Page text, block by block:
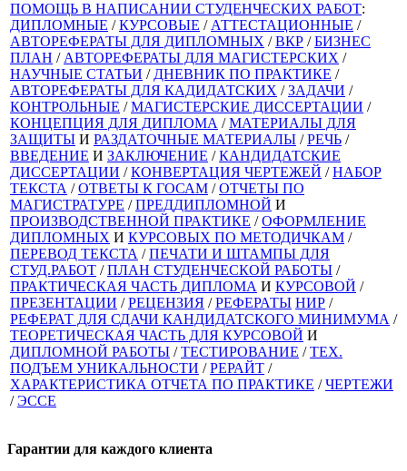
ПОМОЩЬ В НАПИСАНИИ СТУДЕНЧЕСКИХ РАБОТ:
ДИПЛОМНЫЕ /КУРСОВЫЕ / АТТЕСТАЦИОННЫЕ /
АВТОРЕФЕРАТЫ ДЛЯ ДИПЛОМНЫХ /ВКР /БИЗНЕС
ПЛАН / АВТОРЕФЕРАТЫ ДЛЯ МАГИСТЕРСКИХ /
НАУЧНЫЕ СТАТЬИ / ДНЕВНИК ПО ПРАКТИКЕ /
АВТОРЕФЕРАТЫ ДЛЯ КАДИДАТСКИХ /ЗАДАЧИ /
КОНТРОЛЬНЫЕ /МАГИСТЕРСКИЕ ДИССЕРТАЦИИ /
КОНЦЕПЦИЯ ДЛЯ ДИПЛОМА /МАТЕРИАЛЫ ДЛЯ
ЗАЩИТЫ И РАЗДАТОЧНЫЕ МАТЕРИАЛЫ /РЕЧЬ /
ВВЕДЕНИЕ И ЗАКЛЮЧЕНИЕ /КАНДИДАТСКИЕ
ДИССЕРТАЦИИ /КОНВЕРТАЦИЯ ЧЕРТЕЖЕЙ /НАБОР
ТЕКСТА /ОТВЕТЫ К ГОСАМ /ОТЧЕТЫ ПО
МАГИСТРАТУРЕ /ПРЕДДИПЛОМНОЙ И
ПРОИЗВОДСТВЕННОЙ ПРАКТИКЕ /ОФОРМЛЕНИЕ
ДИПЛОМНЫХ И КУРСОВЫХ ПО МЕТОДИЧКАМ /
ПЕРЕВОД ТЕКСТА /ПЕЧАТИ И ШТАМПЫ ДЛЯ
СТУД.РАБОТ /ПЛАН СТУДЕНЧЕСКОЙ РАБОТЫ /
ПРАКТИЧЕСКАЯ ЧАСТЬ ДИПЛОМА И КУРСОВОЙ /
ПРЕЗЕНТАЦИИ /РЕЦЕНЗИЯ /РЕФЕРАТЫ НИР /
РЕФЕРАТ ДЛЯ СДАЧИ КАНДИДАТСКОГО МИНИМУМА /
ТЕОРЕТИЧЕСКАЯ ЧАСТЬ ДЛЯ КУРСОВОЙ И
ДИПЛОМНОЙ РАБОТЫ /ТЕСТИРОВАНИЕ /ТЕХ.
ПОДЪЕМ УНИКАЛЬНОСТИ /РЕРАЙТ /
ХАРАКТЕРИСТИКА ОТЧЕТА ПО ПРАКТИКЕ /ЧЕРТЕЖИ
/ЭССЕ
Гарантии для каждого клиента